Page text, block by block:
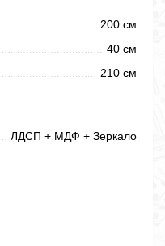
200 см
40 см
210 см
ЛДСП + МДФ + Зеркало